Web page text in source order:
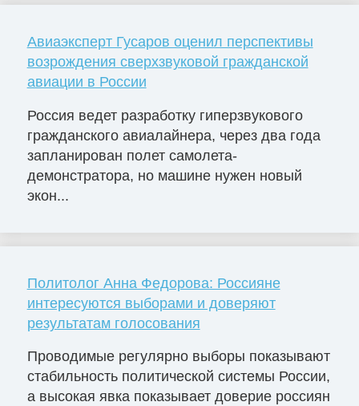
Авиаэксперт Гусаров оценил перспективы
возрождения сверхзвуковой гражданской
авиации в России
Россия ведет разработку гиперзвукового
гражданского авиалайнера, через два года
запланирован полет самолета-
демонстратора, но машине нужен новый
экон...
Политолог Анна Федорова: Россияне
интересуются выборами и доверяют
результатам голосования
Проводимые регулярно выборы показывают
стабильность политической системы России,
а высокая явка показывает доверие россиян